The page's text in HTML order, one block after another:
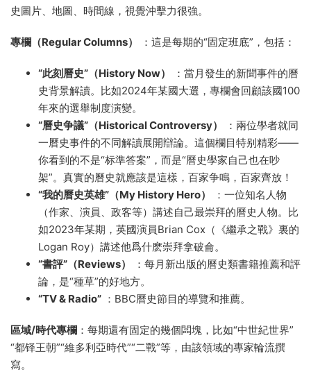
史圖片、地圖、時間線，視覺沖擊力很強。
專欄（Regular Columns） ：這是每期的“固定班底”，包括：
“此刻曆史”（History Now）
：當月發生的新聞事件的曆
史背景解讀。比如2024年某國大選，專欄會回顧該國100
年來的選舉制度演變。
“曆史争議”（Historical Controversy）
：兩位學者就同
一曆史事件的不同解讀展開辯論。這個欄目特别精彩——
你看到的不是“标準答案”，而是“曆史學家自己也在吵
架”。真實的曆史就應該是這樣，百家争鳴，百家齊放！
“我的曆史英雄”（My History Hero）
：一位知名人物
（作家、演員、政客等）講述自己最崇拜的曆史人物。比
如2023年某期，英國演員Brian Cox（《繼承之戰》裏的
Logan Roy）講述他爲什麽崇拜拿破侖。
“書評”（Reviews）
：每月新出版的曆史類書籍推薦和評
論，是“種草”的好地方。
“TV & Radio” ：BBC曆史節目的導覽和推薦。
區域/時代專欄 ：每期還有固定的幾個闆塊，比如“中世紀世界”
“都铎王朝”“維多利亞時代”“二戰”等，由該領域的專家輪流撰
寫。